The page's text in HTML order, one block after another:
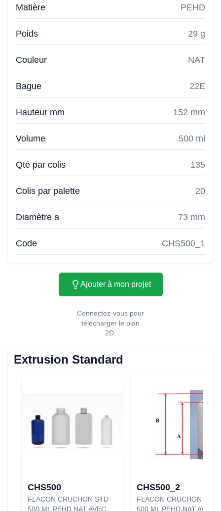
Matière PEHD
Poids 29 g
Couleur NAT
Bague 22E
Hauteur mm 152 mm
Volume 500 ml
Qté par colis 135
Colis par palette 20
Diamètre a 73 mm
Code CHS500_1
Ajouter à mon projet
Connectez-vous pour
télécharger le plan
2D.
Extrusion Standard
CHS500
FLACON CRUCHON STD
500 ML PEHD NAT AVEC
CHS500_2
FLACON CRUCHON STD
500 ML PEHD NAT AVEC